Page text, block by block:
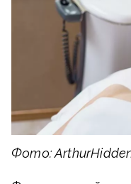
Фото: